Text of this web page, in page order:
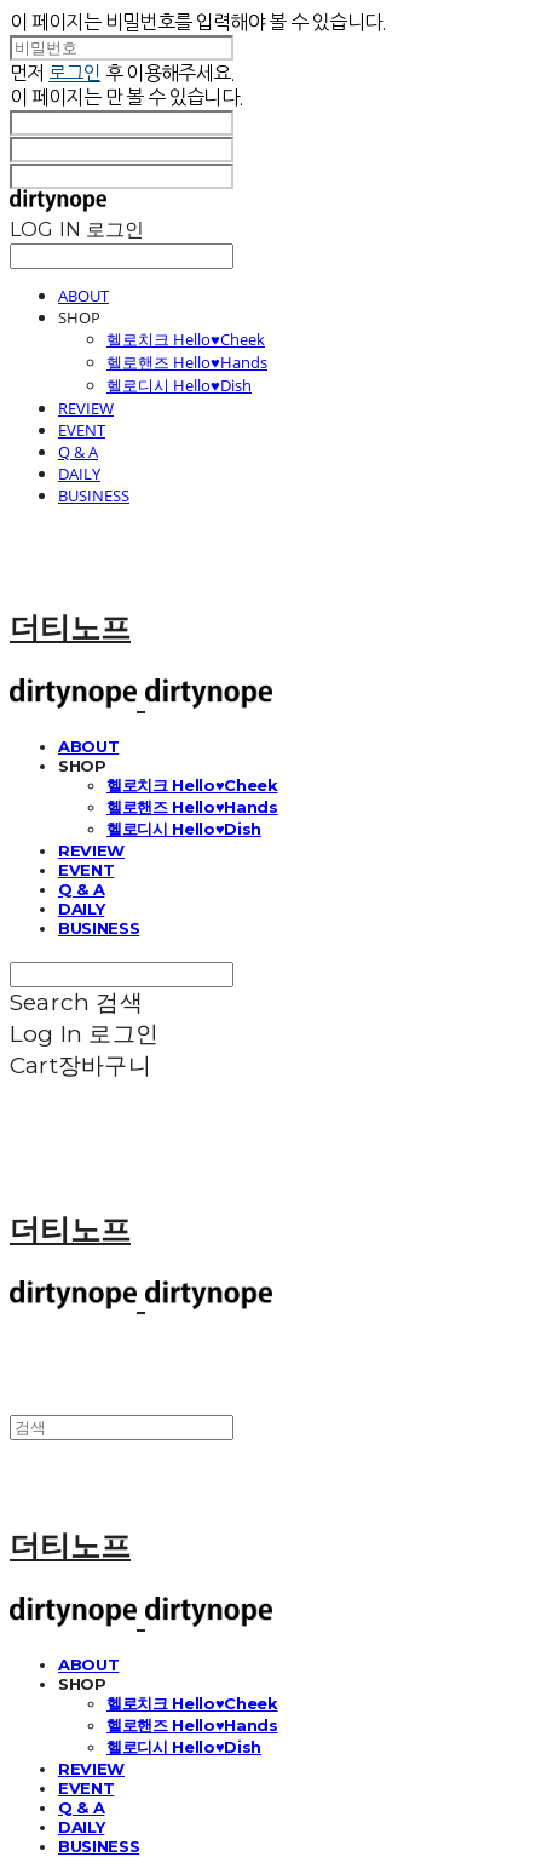
이 페이지는 비밀번호를 입력해야 볼 수 있습니다.
먼저 로그인 후 이용해주세요.
이 페이지는 만 볼 수 있습니다.
LOG IN 로그인
ABOUT
SHOP
헬로치크 Hello♥Cheek
헬로핸즈 Hello♥Hands
헬로디시 Hello♥Dish
REVIEW
EVENT
Q & A
DAILY
BUSINESS
더티노프
ABOUT
SHOP
헬로치크 Hello♥Cheek
헬로핸즈 Hello♥Hands
헬로디시 Hello♥Dish
REVIEW
EVENT
Q & A
DAILY
BUSINESS
Search 검색
Log In 로그인
Cart장바구니
더티노프
더티노프
ABOUT
SHOP
헬로치크 Hello♥Cheek
헬로핸즈 Hello♥Hands
헬로디시 Hello♥Dish
REVIEW
EVENT
Q & A
DAILY
BUSINESS